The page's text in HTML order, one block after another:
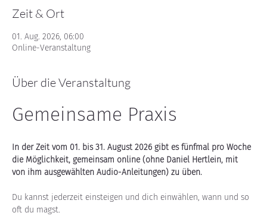
Zeit & Ort
01. Aug. 2026, 06:00
Online-Veranstaltung
Über die Veranstaltung
Gemeinsame Praxis
In der Zeit vom 01. bis 31. August 2026 gibt es fünfmal pro Woche
die Möglichkeit, gemeinsam online (ohne Daniel Hertlein, mit
von ihm ausgewählten Audio-Anleitungen) zu üben.
Du kannst jederzeit einsteigen und dich einwählen, wann und so
oft du magst.